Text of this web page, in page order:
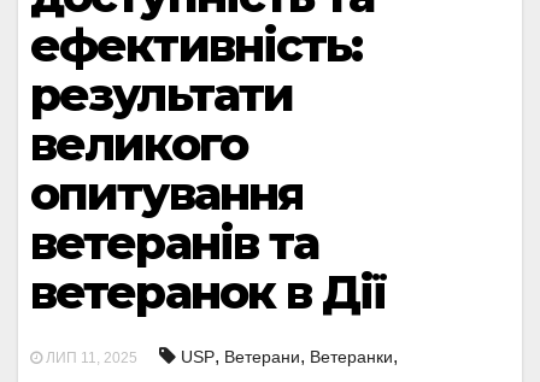
ефективність:
результати
великого
опитування
ветеранів та
ветеранок в Дії
ЛИП 11, 2025 USP, Ветерани, Ветеранки,